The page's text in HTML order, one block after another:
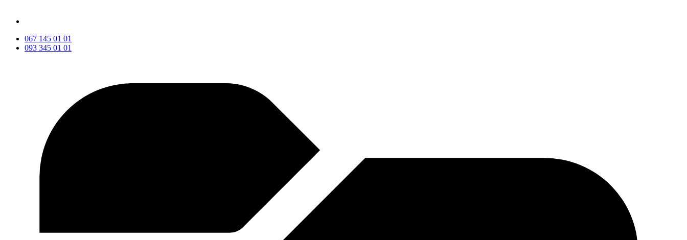
067 145 01 01
093 345 01 01